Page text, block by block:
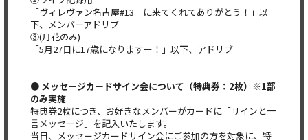
「ヴィレヴァン名古屋#13」に来てくれてありがとう！」以
下、メンバーアドリブ
③(月花のみ)
「5月27日に17歳になりますー！」以下、アドリブ
● メッセージカードサイン会について（特典券：2枚）※1部
のみ実施
特典券2枚につき、お好きなメンバーがカードに「サインと一
言メッセージ」を記入いたします。
当日、メッセージカードサイン会にご参加の方を対象に、特